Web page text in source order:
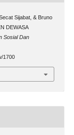
Sijabat, & Bruno
DEWASA
Sosial Dan
1700